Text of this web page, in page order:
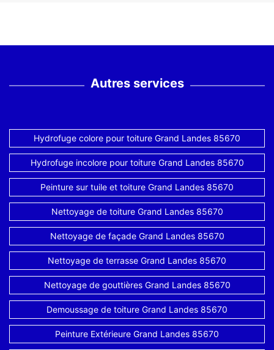
Autres services
Hydrofuge colore pour toiture Grand Landes 85670
Hydrofuge incolore pour toiture Grand Landes 85670
Peinture sur tuile et toiture Grand Landes 85670
Nettoyage de toiture Grand Landes 85670
Nettoyage de façade Grand Landes 85670
Nettoyage de terrasse Grand Landes 85670
Nettoyage de gouttières Grand Landes 85670
Demoussage de toiture Grand Landes 85670
Peinture Extérieure Grand Landes 85670